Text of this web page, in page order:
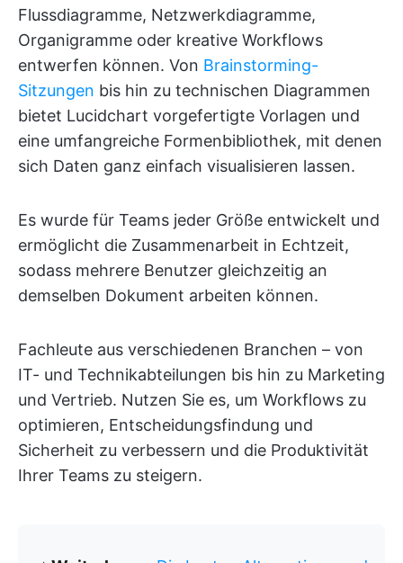
Flussdiagramme, Netzwerkdiagramme,
Organigramme oder kreative Workflows
entwerfen können. Von Brainstorming-
Sitzungen bis hin zu technischen Diagrammen
bietet Lucidchart vorgefertigte Vorlagen und
eine umfangreiche Formenbibliothek, mit denen
sich Daten ganz einfach visualisieren lassen.
Es wurde für Teams jeder Größe entwickelt und
ermöglicht die Zusammenarbeit in Echtzeit,
sodass mehrere Benutzer gleichzeitig an
demselben Dokument arbeiten können.
Fachleute aus verschiedenen Branchen – von
IT- und Technikabteilungen bis hin zu Marketing
und Vertrieb. Nutzen Sie es, um Workflows zu
optimieren, Entscheidungsfindung und
Sicherheit zu verbessern und die Produktivität
Ihrer Teams zu steigern.